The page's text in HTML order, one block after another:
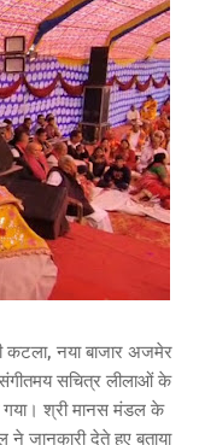
कटला, नया बाजार अजमेर
सचित्र लीलाओं के
गया। श्री मानस मंडल के
ने जानकारी देते हुए बताया